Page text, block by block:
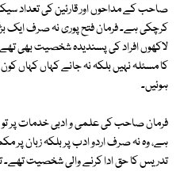
صاحب کے مداحوں اور قارئین کی تعداد
کرچکی ہے۔ فرمان فتح پوری نہ صرف ایک
لاکھوں افراد کی پسندیدہ شخصیت بھی
کا مسئلہ نہیں بلکہ نہ جانے کہاں کہاں
ہوئیں۔
فرمان صاحب کی علمی و ادبی خدمات پر تو
ہے، وہ نہ صرف اردو ادب پر بلکہ زبان
تدریس کا حق ادا کرنے والی شخصیت تھے۔